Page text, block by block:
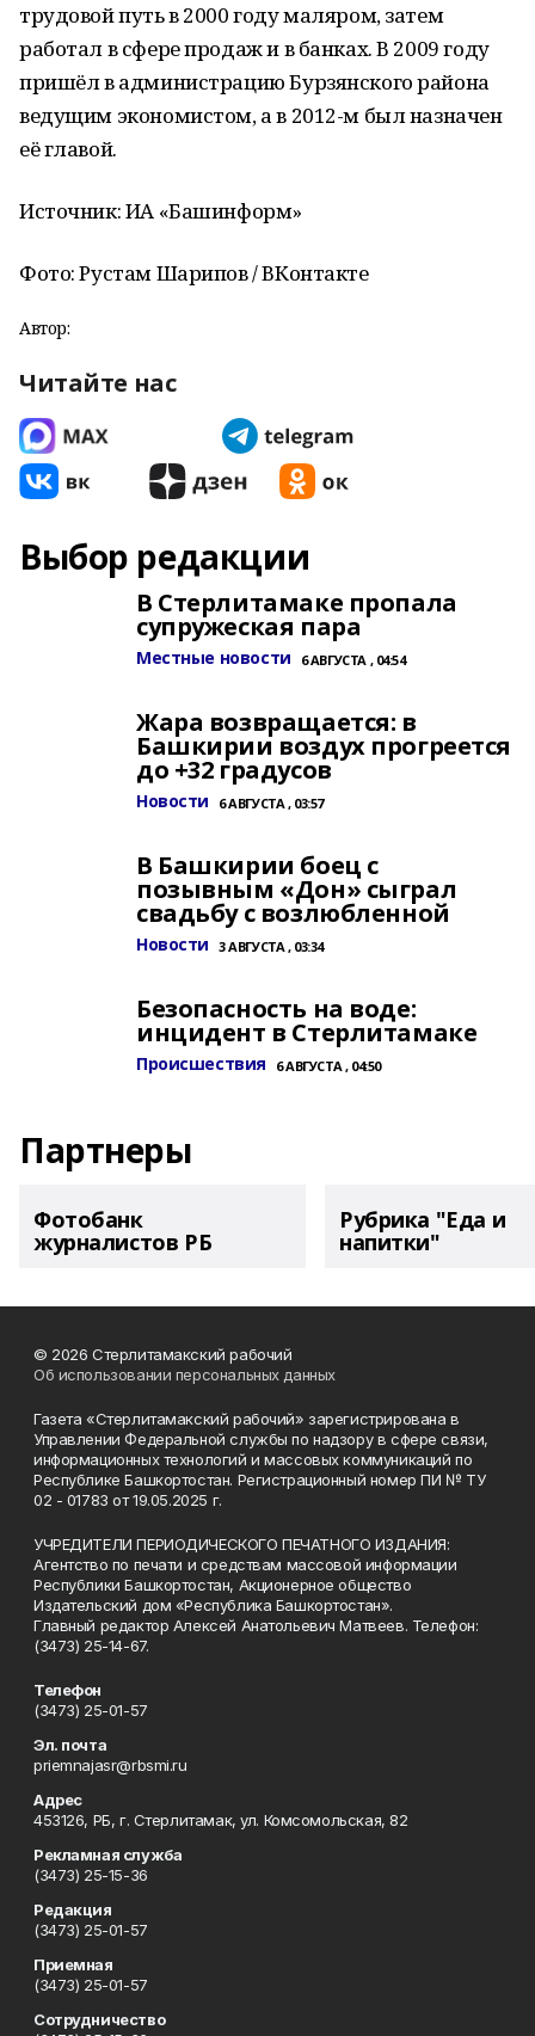
трудовой путь в 2000 году маляром, затем
работал в сфере продаж и в банках. В 2009 году
пришёл в администрацию Бурзянского района
ведущим экономистом, а в 2012-м был назначен
её главой.
Источник: ИА «Башинформ»
Фото: Рустам Шарипов / ВКонтакте
Автор:
Читайте нас
Выбор редакции
В Стерлитамаке пропала
супружеская пара
Местные новости 6 АВГУСТА , 04:54
Жара возвращается: в
Башкирии воздух прогреется
до +32 градусов
Новости 6 АВГУСТА , 03:57
В Башкирии боец с
позывным «Дон» сыграл
свадьбу с возлюбленной
Новости 3 АВГУСТА , 03:34
Безопасность на воде:
инцидент в Стерлитамаке
Происшествия 6 АВГУСТА , 04:50
Партнеры
Фотобанк
журналистов РБ
Рубрика "Еда и
напитки"
© 2026 Стерлитамакский рабочий
Об использовании персональных данных
Газета «Стерлитамакский рабочий» зарегистрирована в
Управлении Федеральной службы по надзору в сфере связи,
информационных технологий и массовых коммуникаций по
Республике Башкортостан. Регистрационный номер ПИ № ТУ
02 - 01783 от 19.05.2025 г.
УЧРЕДИТЕЛИ ПЕРИОДИЧЕСКОГО ПЕЧАТНОГО ИЗДАНИЯ:
Агентство по печати и средствам массовой информации
Республики Башкортостан, Акционерное общество
Издательский дом «Республика Башкортостан».
Главный редактор Алексей Анатольевич Матвеев. Телефон:
(3473) 25-14-67.
Телефон
(3473) 25-01-57
Эл. почта
priemnajasr@rbsmi.ru
Адрес
453126, РБ, г. Стерлитамак, ул. Комсомольская, 82
Рекламная служба
(3473) 25-15-36
Редакция
(3473) 25-01-57
Приемная
(3473) 25-01-57
Сотрудничество